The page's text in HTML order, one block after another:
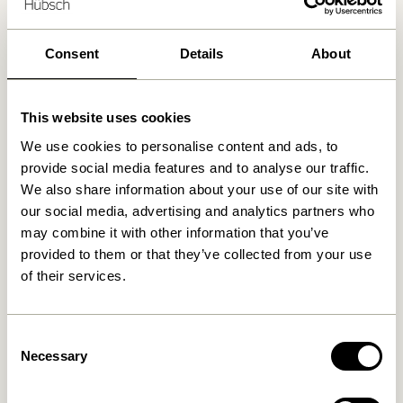
Consent Details About
This website uses cookies
We use cookies to personalise content and ads, to
provide social media features and to analyse our traffic.
We also share information about your use of our site with
our social media, advertising and analytics partners who
may combine it with other information that you’ve
provided to them or that they’ve collected from your use
of their services.
Selection
Necessary
30 Tage Rückgaberecht
Kostenlose Lieferung über499 DKK*
Ähnliche Produkte
OUTDOOR NEU
Haus Loungestuhl Beige
OUTDOOR NEU
Haus Esszimmerstuhl Beige